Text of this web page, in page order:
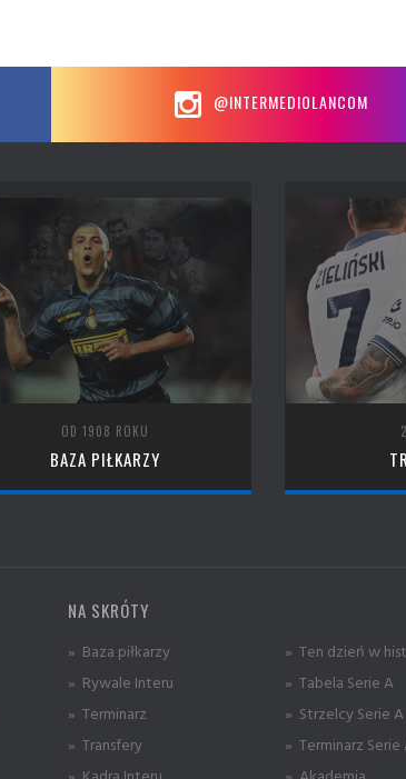
@INTERMEDIOLANCOM
OD 1908 ROKU
BAZA PIŁKARZY
NA SKRÓTY
» Baza piłkarzy
» Rywale Interu
» Terminarz
» Transfery
» Ten dzień w
» Tabela Serie A
» Strzelcy Serie A
» Terminarz Serie